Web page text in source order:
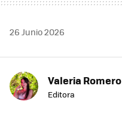
26 Junio 2026
Valeria Romero
Editora